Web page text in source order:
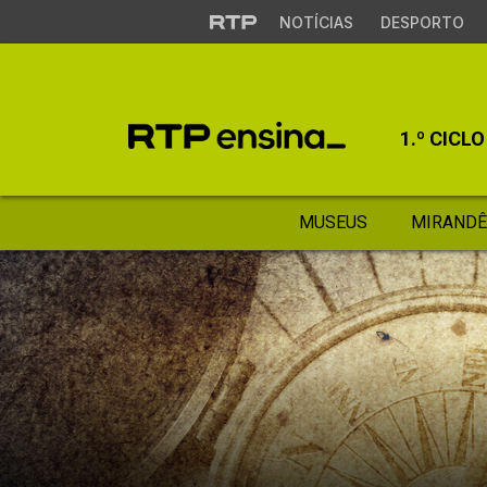
NOTÍCIAS DESPORTO
1.º CICLO
MUSEUS